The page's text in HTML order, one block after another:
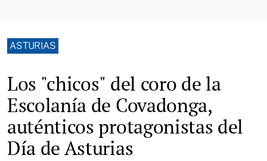
ASTURIAS
Los "chicos" del coro de la
Escolanía de Covadonga,
auténticos protagonistas del
Día de Asturias